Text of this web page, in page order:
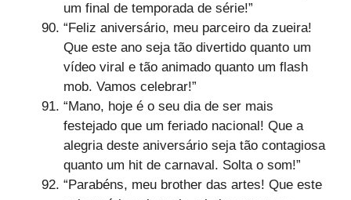
um final de temporada de série!”
“Feliz aniversário, meu parceiro da zueira!
Que este ano seja tão divertido quanto um
vídeo viral e tão animado quanto um flash
mob. Vamos celebrar!”
“Mano, hoje é o seu dia de ser mais
festejado que um feriado nacional! Que a
alegria deste aniversário seja tão contagiosa
quanto um hit de carnaval. Solta o som!”
“Parabéns, meu brother das artes! Que este